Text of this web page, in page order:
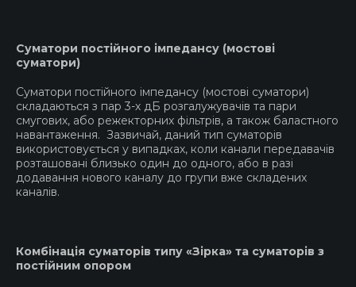
Cуматори постійного імпедансу (мостові
суматори)
Суматори постійного імпедансу (мостові суматори)
складаються з пар 3-х дБ розгалужувачів та пари
смугових, або режекторних фільтрів, а також баластного
навантаження. Зазвичай, даний тип суматорів
використовується у випадках, коли канали передавачів
розташовані близько один до одного, або в разі
додавання нового каналу до групи вже складених
каналів.
Комбінація суматорів типу «Зірка» та суматорів з
постійним опором